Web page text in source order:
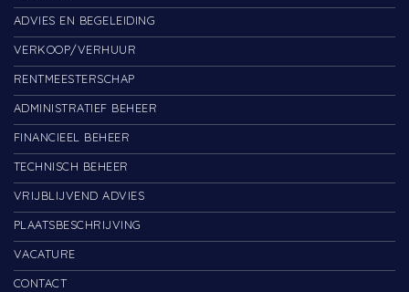
ADVIES EN BEGELEIDING
VERKOOP/VERHUUR
RENTMEESTERSCHAP
ADMINISTRATIEF BEHEER
FINANCIEEL BEHEER
TECHNISCH BEHEER
VRIJBLIJVEND ADVIES
PLAATSBESCHRIJVING
VACATURE
CONTACT